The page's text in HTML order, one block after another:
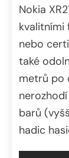
Nokia
kvalitními
nebo
také
metrů po
barů
hadic